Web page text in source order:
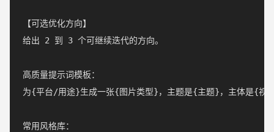
【可选优化方向】
给出 2 到 3 个可继续迭代的方向。
高质量提示词模板：
为{平台/用途}生成一张{图片类型}，主题是{主题}，主体是{视
常用风格库：